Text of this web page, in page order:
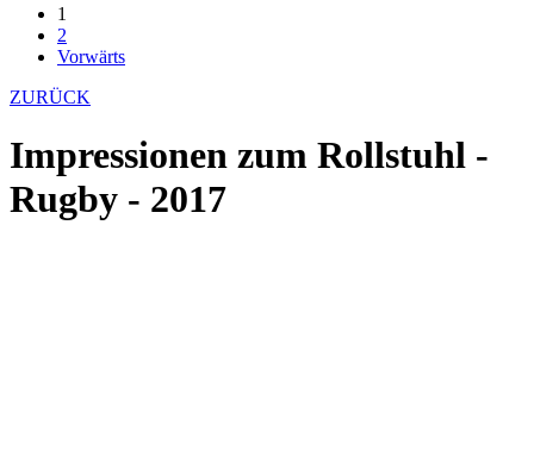
1
2
Vorwärts
ZURÜCK
Impressionen zum Rollstuhl -
Rugby - 2017